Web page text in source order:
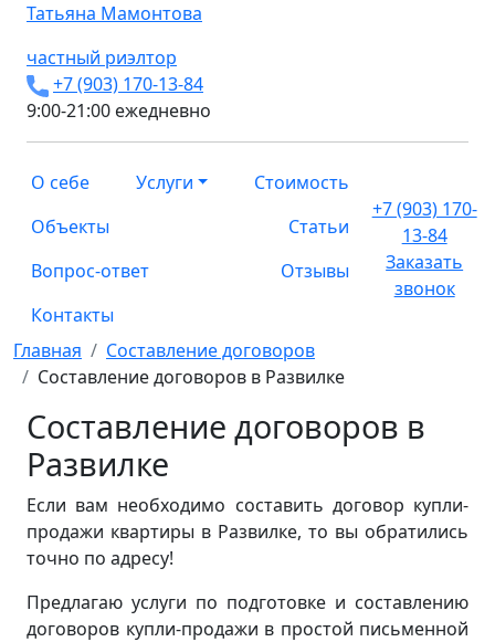
Татьяна Мамонтова
частный риэлтор
+7 (903) 170-13-84
9:00-21:00 ежедневно
О себе Услуги
Стоимость
Объекты
Статьи
Вопрос-ответ
Отзывы
Контакты
+7 (903) 170-
13-84
Заказать
звонок
Главная
Составление договоров
Составление договоров в Развилке
Составление договоров в
Развилке
Если вам необходимо составить договор купли-
продажи квартиры в Развилке, то вы обратились
точно по адресу!
Предлагаю услуги по подготовке и составлению
договоров купли-продажи в простой письменной